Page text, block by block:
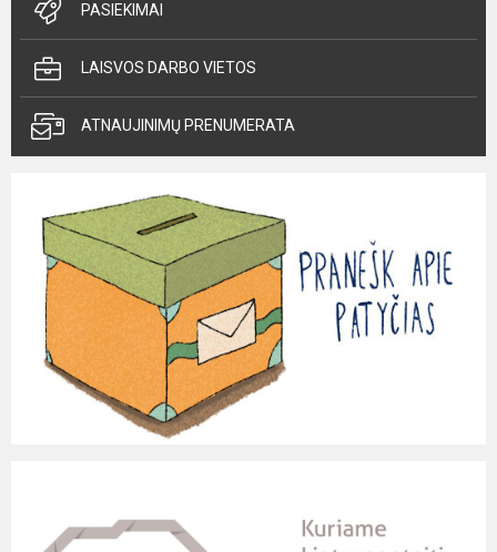
PASIEKIMAI
LAISVOS DARBO VIETOS
ATNAUJINIMŲ PRENUMERATA